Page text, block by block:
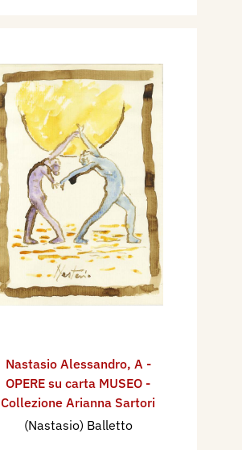
Nastasio Alessandro, A -
OPERE su carta MUSEO -
Collezione Arianna Sartori
(Nastasio) Balletto